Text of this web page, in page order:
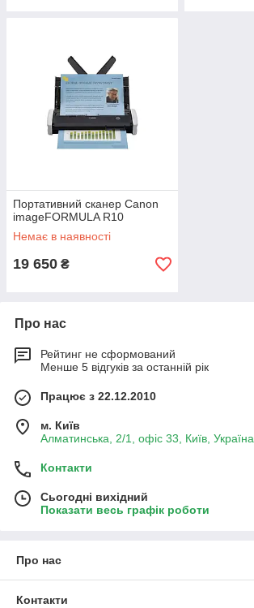
Портативний сканер Canon
imageFORMULA R10
Немає в наявності
19 650 ₴
Про нас
Рейтинг не сформований
Менше 5 відгуків за останній рік
Працює з 22.12.2010
м. Київ
Алматинська, 2/1, офіс 33, Київ, Україна
Контакти
Сьогодні вихідний
Показати весь графік роботи
Про нас
Контакти